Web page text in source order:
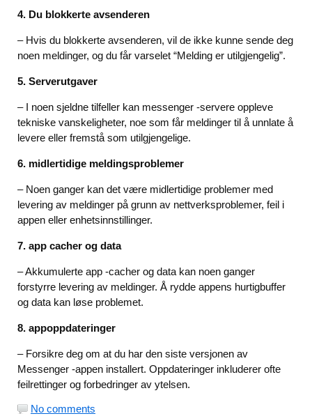
4. Du blokkerte avsenderen
– Hvis du blokkerte avsenderen, vil de ikke kunne sende deg
noen meldinger, og du får varselet “Melding er utilgjengelig”.
5. Serverutgaver
– I noen sjeldne tilfeller kan messenger -servere oppleve
tekniske vanskeligheter, noe som får meldinger til å unnlate å
levere eller fremstå som utilgjengelige.
6. midlertidige meldingsproblemer
– Noen ganger kan det være midlertidige problemer med
levering av meldinger på grunn av nettverksproblemer, feil i
appen eller enhetsinnstillinger.
7. app cacher og data
– Akkumulerte app -cacher og data kan noen ganger
forstyrre levering av meldinger. Å rydde appens hurtigbuffer
og data kan løse problemet.
8. appoppdateringer
– Forsikre deg om at du har den siste versjonen av
Messenger -appen installert. Oppdateringer inkluderer ofte
feilrettinger og forbedringer av ytelsen.
No comments